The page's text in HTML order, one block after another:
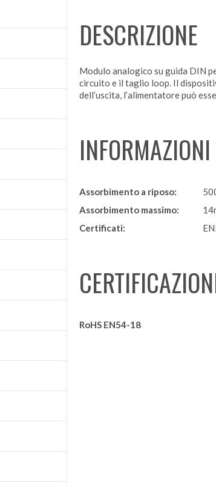
DESCRIZIONE
Modulo analogico su guida DIN
circuito e il taglio loop. Il
dell’uscita, l’alimentatore può
Assorbimento a riposo:
Assorbimento massimo:
Certificati:
RoHS EN54-18